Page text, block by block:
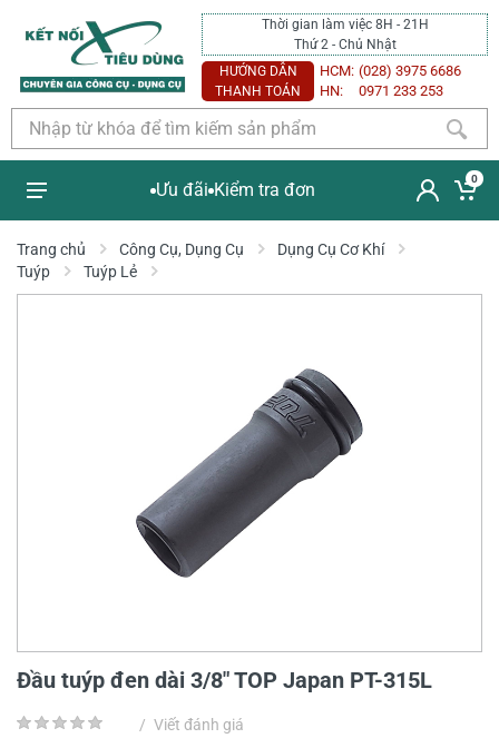
Thời gian làm việc 8H - 21H
Thứ 2 - Chủ Nhật
HƯỚNG DẪN
THANH TOÁN
HCM: (028) 3975 6686
HN:
0971 233 253
Ưu đãi Kiểm tra đơn
0
Trang chủ Công Cụ, Dụng Cụ
Dụng Cụ Cơ Khí
Tuýp
Tuýp Lẻ
Đầu tuýp đen dài 3/8" TOP Japan PT-315L
/ Viết đánh giá